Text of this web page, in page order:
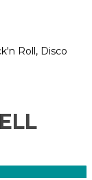
Roll, Disco